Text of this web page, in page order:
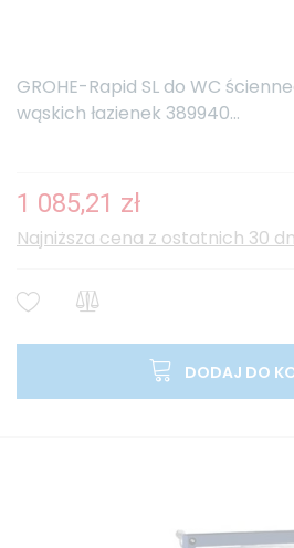
GROHE-Rapid SL do WC
wąskich łazienek 389940...
1 085,21 zł
Najniższa cena z ostatnich 30
DODAJ DO